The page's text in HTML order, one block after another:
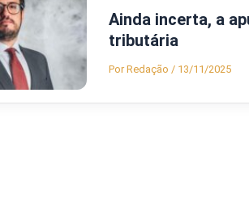
Ainda incerta, a
tributária
PorRedação / 13/11/2025